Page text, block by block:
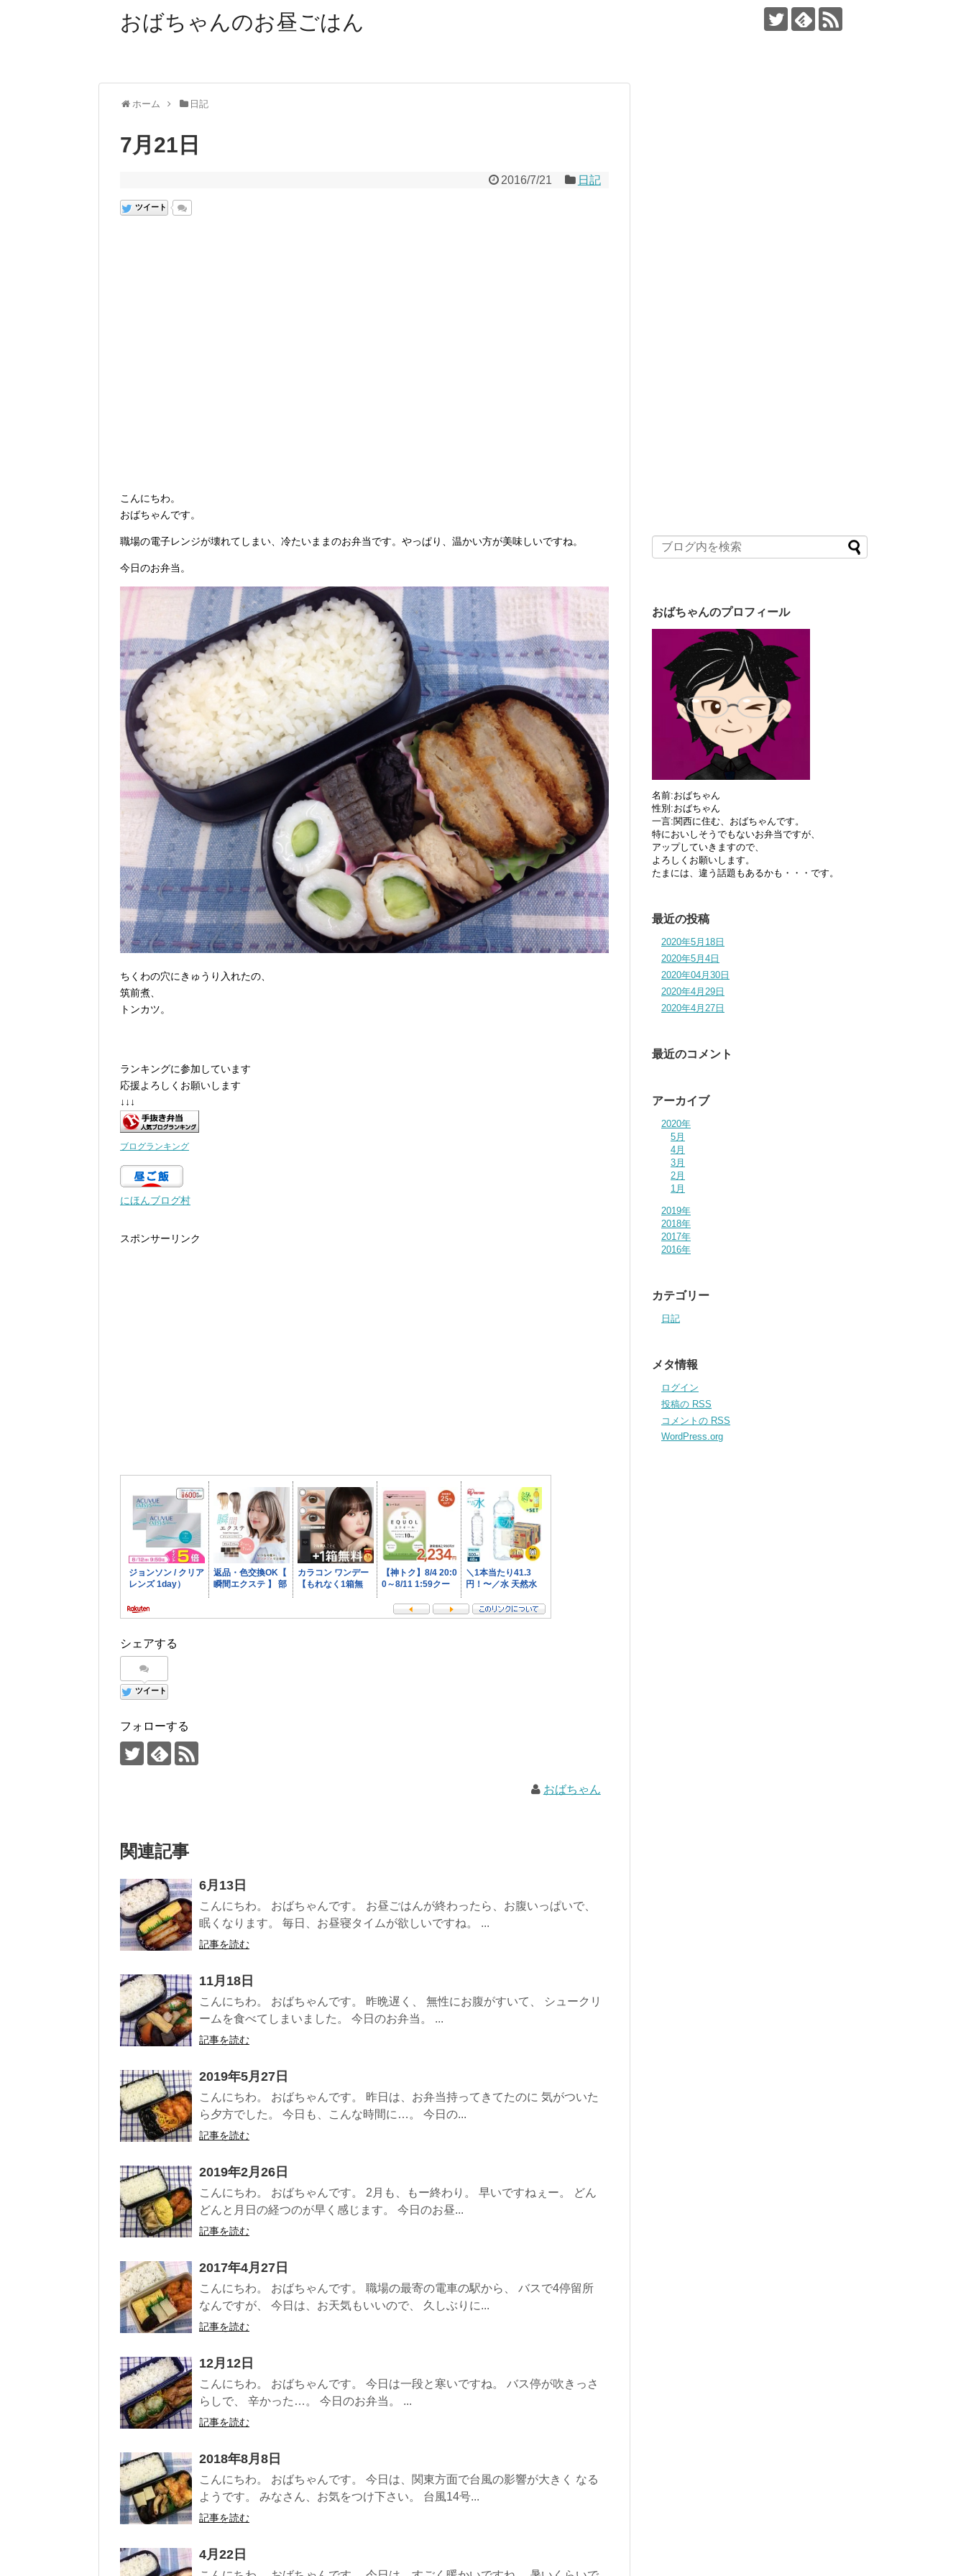
おばちゃんのお昼ごはん
ホーム 日記
7月21日
2016/7/21 日記
ツイート
こんにちわ。
おばちゃんです。
職場の電子レンジが壊れてしまい、冷たいままのお弁当です。やっぱり、温かい方が美味しいですね。
今日のお弁当。
ちくわの穴にきゅうり入れたの、
筑前煮、
トンカツ。
ランキングに参加しています
応援よろしくお願いします
↓↓↓
ブログランキング
にほんブログ村
スポンサーリンク
シェアする
ツイート
フォローする
おばちゃん
関連記事
6月13日
こんにちわ。 おばちゃんです。 お昼ごはんが終わったら、お腹いっぱいで、
眠くなります。 毎日、お昼寝タイムが欲しいですね。 ...
記事を読む
11月18日
こんにちわ。 おばちゃんです。 昨晩遅く、 無性にお腹がすいて、 シュークリ
ームを食べてしまいました。 今日のお弁当。 ...
記事を読む
2019年5月27日
こんにちわ。 おばちゃんです。 昨日は、お弁当持ってきてたのに 気がついた
ら夕方でした。 今日も、こんな時間に…。 今日の...
記事を読む
2019年2月26日
こんにちわ。 おばちゃんです。 2月も、もー終わり。 早いですねぇー。 どん
どんと月日の経つのが早く感じます。 今日のお昼...
記事を読む
2017年4月27日
こんにちわ。 おばちゃんです。 職場の最寄の電車の駅から、 バスで4停留所
なんですが、 今日は、お天気もいいので、 久しぶりに...
記事を読む
12月12日
こんにちわ。 おばちゃんです。 今日は一段と寒いですね。 バス停が吹きっさ
らしで、 辛かった…。 今日のお弁当。 ...
記事を読む
2018年8月8日
こんにちわ。 おばちゃんです。 今日は、関東方面で台風の影響が大きく なる
ようです。 みなさん、お気をつけ下さい。 台風14号...
記事を読む
4月22日
おばちゃんのプロフィール
名前:おばちゃん
性別:おばちゃん
一言:関西に住む、おばちゃんです。
特においしそうでもないお弁当ですが、
アップしていきますので、
よろしくお願いします。
たまには、違う話題もあるかも・・・です。
最近の投稿
2020年5月18日
2020年5月4日
2020年04月30日
2020年4月29日
2020年4月27日
最近のコメント
アーカイブ
2020年
5月
4月
3月
2月
1月
2019年
2018年
2017年
2016年
カテゴリー
日記
メタ情報
ログイン
投稿の RSS
コメントの RSS
WordPress.org